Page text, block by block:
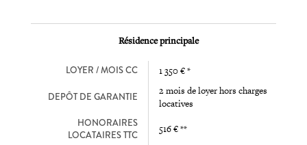
Résidence principale
LOYER / MOIS CC 1 350 € *
DEPÔT DE GARANTIE
2 mois de loyer hors charges
locatives
HONORAIRES
LOCATAIRES TTC
516 € **